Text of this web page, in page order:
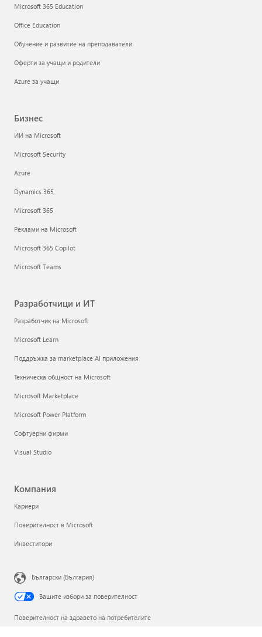
Microsoft 365 Education
Office Education
Обучение и развитие на преподаватели
Оферти за учащи и родители
Azure за учащи
Бизнес
ИИ на Microsoft
Microsoft Security
Azure
Dynamics 365
Microsoft 365
Реклами на Microsoft
Microsoft 365 Copilot
Microsoft Teams
Разработчици и ИТ
Разработчик на Microsoft
Microsoft Learn
Поддръжка за marketplace AI приложения
Техническа общност на Microsoft
Microsoft Marketplace
Microsoft Power Platform
Софтуерни фирми
Visual Studio
Компания
Кариери
Поверителност в Microsoft
Инвеститори
Български (България)
Вашите избори за поверителност
Поверителност на здравето на потребителите